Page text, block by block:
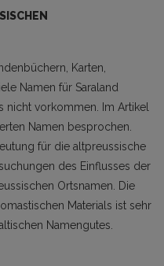
Karten,
Namen für Saraland
nicht vorkommen. Im Artikel
Namen besprochen.
für die altpreussische
des Einflusses der
Ortsnamen. Die
Materials ist sehr
Namengutes.